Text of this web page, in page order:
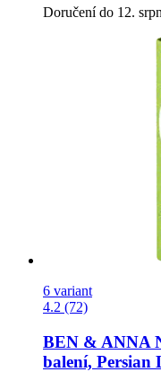
Doručení do 12.
6 variant
4.2 (72)
BEN & ANNA
balení, Persian